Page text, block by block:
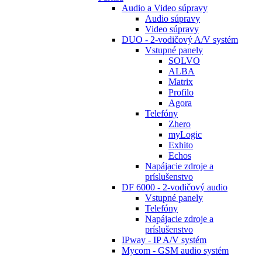
Audio a Video súpravy
Audio súpravy
Video súpravy
DUO - 2-vodičový A/V systém
Vstupné panely
SOLVO
ALBA
Matrix
Profilo
Agora
Telefóny
Zhero
myLogic
Exhito
Echos
Napájacie zdroje a
príslušenstvo
DF 6000 - 2-vodičový audio
Vstupné panely
Telefóny
Napájacie zdroje a
príslušenstvo
IPway - IP A/V systém
Mycom - GSM audio systém